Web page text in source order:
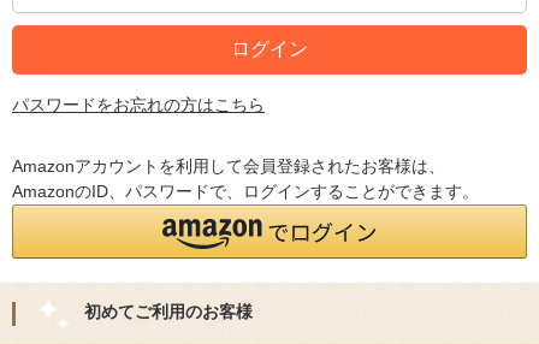
パスワードをお忘れの方はこちら
Amazonアカウントを利用して会員登録されたお客様は、
AmazonのID、パスワードで、ログインすることができます。
初めてご利用のお客様